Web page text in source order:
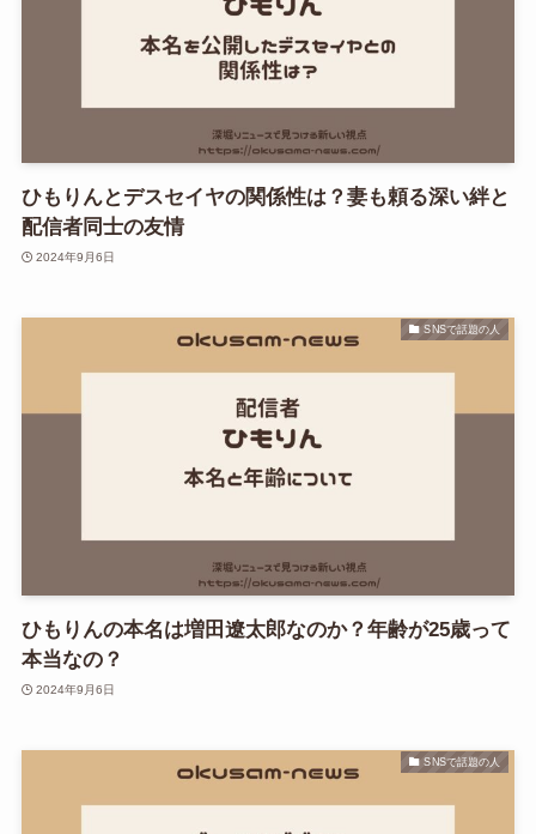
ひもりんとデスセイヤの関係性は？妻も頼る深い絆と
配信者同士の友情
2024年9月6日
SNSで話題の人
ひもりんの本名は増田遼太郎なのか？年齢が25歳って
本当なの？
2024年9月6日
SNSで話題の人